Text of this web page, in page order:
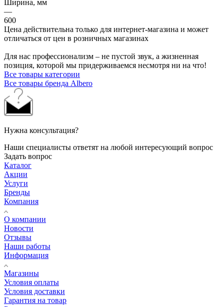
Ширина, мм
—
600
Цена действительна только для интернет-магазина и может
отличаться от цен в розничных магазинах
Для нас профессионализм – не пустой звук, а жизненная
позиция, которой мы придерживаемся несмотря ни на что!
Все товары категории
Все товары бренда Albero
Нужна консультация?
Наши специалисты ответят на любой интересующий вопрос
Задать вопрос
Каталог
Акции
Услуги
Бренды
Компания
О компании
Новости
Отзывы
Наши работы
Информация
Магазины
Условия оплаты
Условия доставки
Гарантия на товар